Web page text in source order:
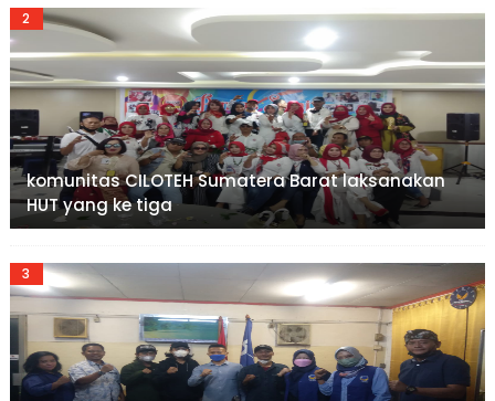
komunitas CILOTEH Sumatera Barat laksanakan
HUT yang ke tiga